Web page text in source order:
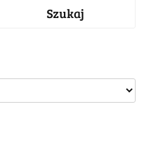
Szukaj